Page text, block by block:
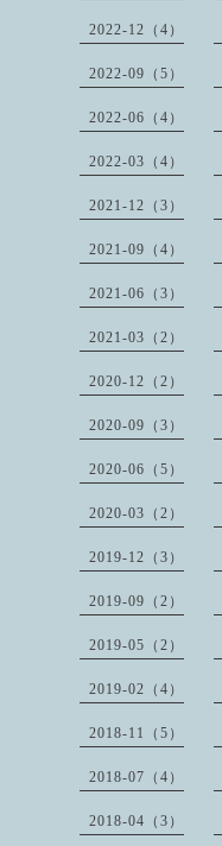
2022-12（4）
2022-09（5）
2022-06（4）
2022-03（4）
2021-12（3）
2021-09（4）
2021-06（3）
2021-03（2）
2020-12（2）
2020-09（3）
2020-06（5）
2020-03（2）
2019-12（3）
2019-09（2）
2019-05（2）
2019-02（4）
2018-11（5）
2018-07（4）
2018-04（3）